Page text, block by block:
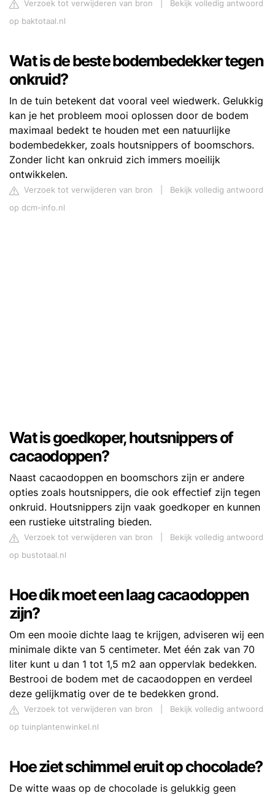
Verzoek tot verwijderen van bron
Bekijk volledig antwoord
op baktotaal.nl
Wat is de beste bodembedekker tegen
onkruid?
In de tuin betekent dat vooral veel wiedwerk. Gelukkig
kan je het probleem mooi oplossen door de bodem
maximaal bedekt te houden met een natuurlijke
bodembedekker, zoals houtsnippers of boomschors.
Zonder licht kan onkruid zich immers moeilijk
ontwikkelen.
Verzoek tot verwijderen van bron
Bekijk volledig antwoord
op dcm-info.nl
Wat is goedkoper, houtsnippers of
cacaodoppen?
Naast cacaodoppen en boomschors zijn er andere
opties zoals houtsnippers, die ook effectief zijn tegen
onkruid. Houtsnippers zijn vaak goedkoper en kunnen
een rustieke uitstraling bieden.
Verzoek tot verwijderen van bron
Bekijk volledig antwoord
op bustotaal.nl
Hoe dik moet een laag cacaodoppen
zijn?
Om een mooie dichte laag te krijgen, adviseren wij een
minimale dikte van 5 centimeter. Met één zak van 70
liter kunt u dan 1 tot 1,5 m2 aan oppervlak bedekken.
Bestrooi de bodem met de cacaodoppen en verdeel
deze gelijkmatig over de te bedekken grond.
Verzoek tot verwijderen van bron
Bekijk volledig antwoord
op tuinplantenwinkel.nl
Hoe ziet schimmel eruit op chocolade?
De witte waas op de chocolade is gelukkig geen